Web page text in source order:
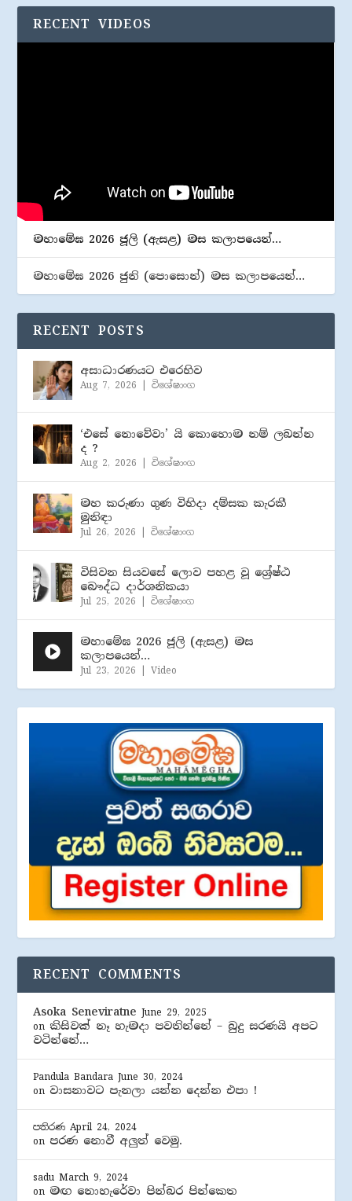
RECENT VIDEOS
මහාමේඝ 2026 ජූලි (​ඇසළ) මස කලාපයෙන්…
මහාමේඝ 2026 ජුනි (​පොසොන්) මස කලාපයෙන්…
RECENT POSTS
අසාධාරණයට එරෙහිව
Aug 7, 2026 |විශේෂාංග
‘එසේ නොවේවා’ යි කොහොම නම් ලබන්න
ද ?
Aug 2, 2026 |විශේෂාංග
මහ කරුණා ගුණ විහිදා දම්සක කැරකී
මුනිඳා
Jul 26, 2026 |විශේෂාංග
විසිවන සියවසේ ලොව පහළ වූ ශ්‍රේෂ්ඨ
බෞද්ධ දාර්ශනිකයා
Jul 25, 2026 |විශේෂාංග
මහාමේඝ 2026 ජූලි (​ඇසළ) මස
කලාපයෙන්…
Jul 23, 2026 |Video
RECENT COMMENTS
Asoka Seneviratne June 29, 2025
on කිසිවක් නෑ හැමදා පවතින්නේ – බුදු සරණයි අපට
වටින්නේ…
Pandula Bandara June 30, 2024
on වාසනාවට පැනලා යන්න දෙන්න එපා !
පතිරණ April 24, 2024
on පරණ නොවී අලුත් වෙමු.
sadu March 9, 2024
on මඟ නොහැරේවා පින්බර පින්කෙත